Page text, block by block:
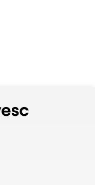
nosso site, utilize os
diminuir) no seu